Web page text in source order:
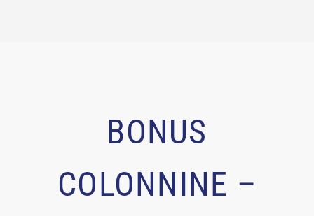
BONUS
COLONNINE –